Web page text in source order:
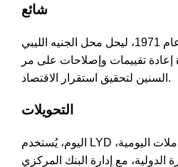
شائع
تم تقديم الدينار الليبي في عام 1971، ليحل محل الجنيه الليبي
تقييمات وإصلاحات على مر
السنين لتحقيق استقرار الاقتصاد.
التحويلات
اليوم، يُستخدم LYD بنشاط في ليبيا للمعاملات اليومية،
الدولية، مع إدارة البنك المركزي